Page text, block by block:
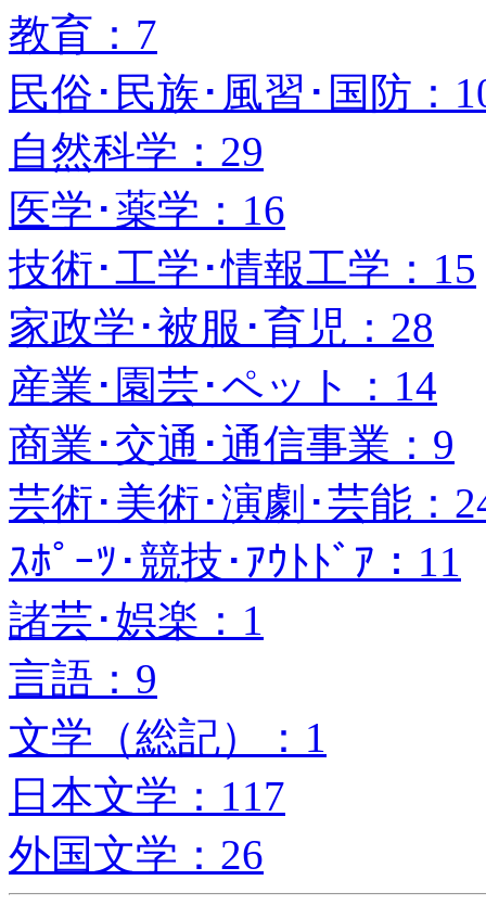
教育：7
民俗･民族･風習･国防：
自然科学：29
医学･薬学：16
技術･工学･情報工学：15
家政学･被服･育児：28
産業･園芸･ペット：14
商業･交通･通信事業：9
芸術･美術･演劇･芸能：
ｽﾎﾟｰﾂ･競技･ｱｳﾄﾄﾞｱ：11
諸芸･娯楽：1
言語：9
文学（総記）：1
日本文学：117
外国文学：26